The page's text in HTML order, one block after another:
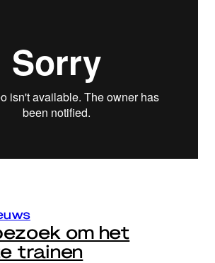
om het
trainen